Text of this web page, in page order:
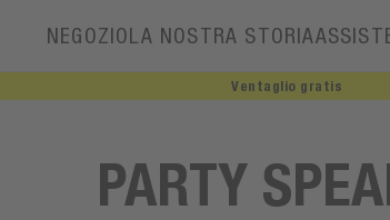
NEGOZIOLA NOSTRA STORIA
La nostra storiaVentaglio gratis
PARTY